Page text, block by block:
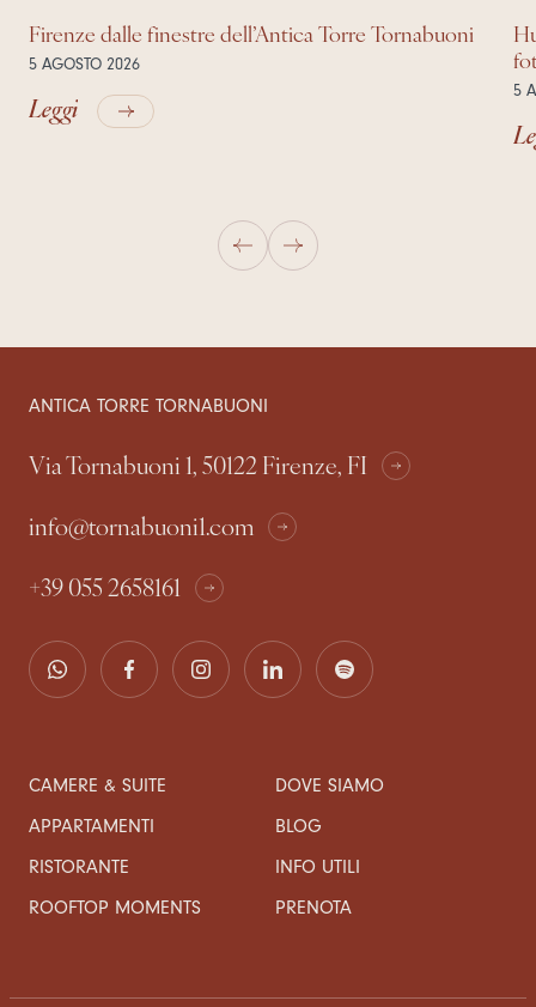
Firenze dalle finestre dell’Antica Torre Tornabuoni
5 AGOSTO 2026
Leggi 5
ANTICA TORRE TORNABUONI
Via Tornabuoni 1, 50122 Firenze, FI
info@tornabuoni1.com
+39 055 2658161
CAMERE & SUITE
APPARTAMENTI
RISTORANTE
ROOFTOP MOMENTS
DOVE SIAMO
BLOG
INFO UTILI
PRENOTA